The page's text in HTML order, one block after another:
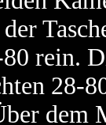
rein.
28-